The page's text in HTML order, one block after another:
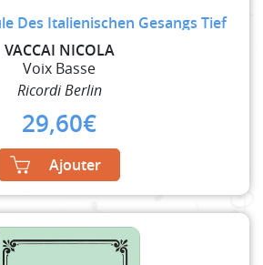
Des Italienischen Gesangs Tief
VACCAI NICOLA
Voix Basse
Ricordi Berlin
29,60€
Ajouter